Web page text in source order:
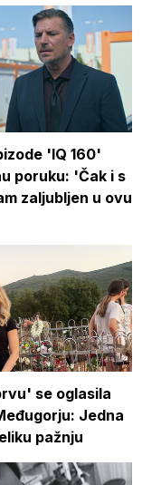
'IQ 160'
poruku: 'Čak i s
zaljubljen u ovu
se oglasila
Jedna
pažnju